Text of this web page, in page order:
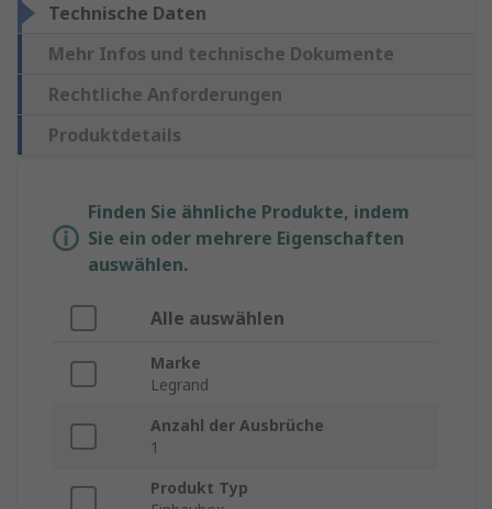
Technische Daten
Mehr Infos und technische Dokumente
Rechtliche Anforderungen
Produktdetails
Finden Sie ähnliche Produkte, indem
Sie ein oder mehrere Eigenschaften
auswählen.
Alle auswählen
Marke
Legrand
Anzahl der Ausbrüche
1
Produkt Typ